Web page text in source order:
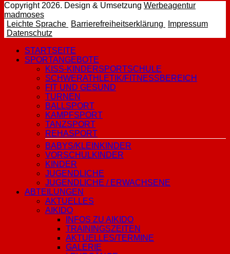
Facebook-Seite öffnen
Instagram-Seite öffnen
Copyright 2026. Design & Umsetzung Werbeagentur
madmoses– Website der Werbeagentur madmoses öffnen
Leichte Sprache – Leichte Sprache Unterseite der
Barrierefreiheitserklärung –Impressum–
Datenschutz
STARTSEITE
SPORTANGEBOTE
KISS-KINDERSPORTSCHULE
SCHWERATHLETIK/FITNESSBEREICH
FIT UND GESUND
TURNEN
BALLSPORT
KAMPFSPORT
TANZSPORT
REHASPORT
BABYS/KLEINKINDER
VORSCHULKINDER
KINDER
JUGENDLICHE
JUGENDLICHE / ERWACHSENE
ABTEILUNGEN
AKTUELLES
AIKIDO
INFOS ZU AIKIDO
TRAININGSZEITEN
AKTUELLES/TERMINE
GALERIE